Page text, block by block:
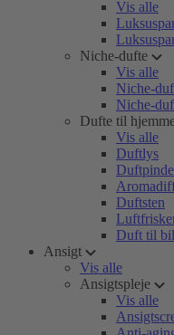
Vis alle
Niche-dufte
Vis alle
Niche-
Niche-
Dufte til
Vis alle
Duftlys
Duftpinde
Duftsten
Duft til bil
Ansigt
Vis alle
Ansigtspleje
Vis alle